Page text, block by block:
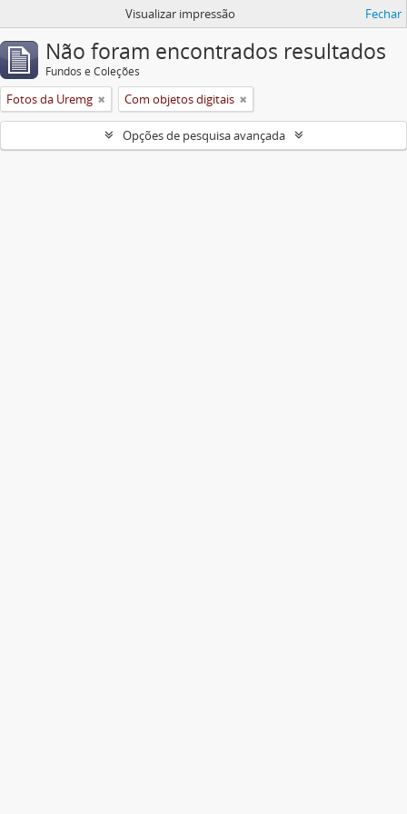
Visualizar impressão Fechar
Não foram encontrados resultados
Fundos e Coleções
Fotos da Uremg Com objetos digitais
Opções de pesquisa avançada